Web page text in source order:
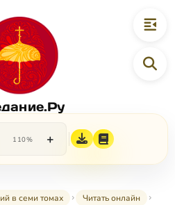
110% +
в семи томах
Читать онлайн